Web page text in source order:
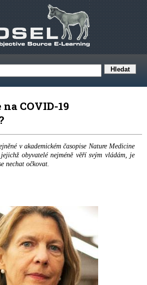
COVID-19
v akademickém časopise Nature Medicine
obyvatelé nejméně věří svým vládám, je
nechat očkovat.